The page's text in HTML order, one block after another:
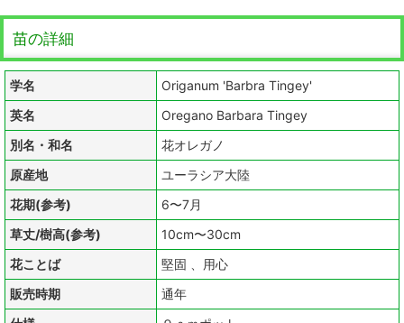
苗の詳細
学名
Origanum 'Barbra Tingey'
英名
Oregano Barbara Tingey
別名・和名
花オレガノ
原産地
ユーラシア大陸
花期(参考)
6〜7月
草丈/樹高(参考)
10cm〜30cm
花ことば
堅固 、用心
販売時期
通年